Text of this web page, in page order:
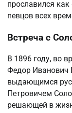
прославился
певцов всех
Встреча с
В 1896 году, во
Федор Иванович
выдающимся
Петровичем
решающей в